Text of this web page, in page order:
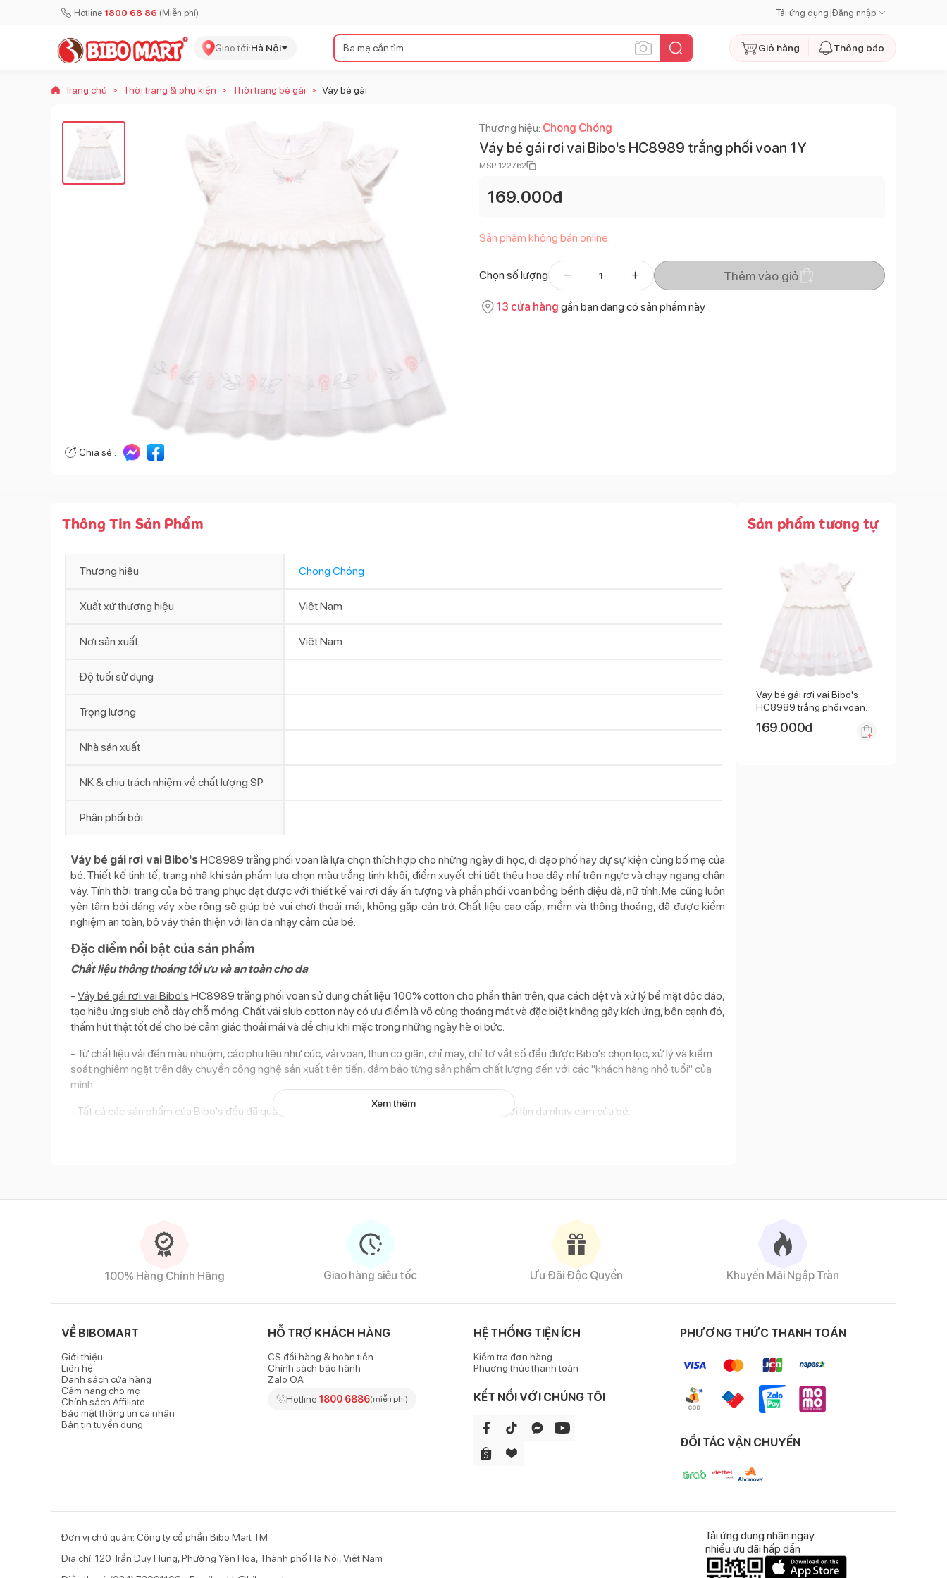
Hotline 1800 68 86 (Miễn phí) Tải ứng dụng Đăng nhập
Giao tới:Hà Nội Giỏ hàng Thông báo
Trang chủ > Thời trang & phụ kiện > Thời trang bé gái > Váy bé gái
Chia sẻ :
Thương hiệu: Chong Chóng
Váy bé gái rơi vai Bibo's HC8989 trắng phối voan 1Y
MSP:122762
169.000đ
Sản phẩm không bán online.
Chọn số lượng Thêm vào giỏ
13 cửa hàng gần bạn đang có sản phẩm này
Thông Tin Sản Phẩm
Thương hiệu Chong Chóng
Xuất xứ thương hiệu Việt Nam
Nơi sản xuất Việt Nam
Độ tuổi sử dụng
Trọng lượng
Nhà sản xuất
NK & chịu trách nhiệm về chất lượng SP
Phân phối bởi
Váy bé gái rơi vai Bibo'sHC8989 trắng phối voan là lựa chọn thích hợp cho những ngày đi học, đi dạo phố hay dự sự kiện cùng bố mẹ của
bé. Thiết kế tinh tế, trang nhã khi sản phẩm lựa chọn màu trắng tinh khôi, điểm xuyết chi tiết thêu hoa dây nhí trên ngực và chạy ngang chân
váy. Tính thời trang của bộ trang phục đạt được với thiết kế vai rơi đầy ấn tượng và phần phối voan bồng bềnh điệu đà, nữ tính. Mẹ cũng luôn
yên tâm bởi dáng váy xòe rộng sẽ giúp bé vui chơi thoải mái, không gặp cản trở. Chất liệu cao cấp, mềm và thông thoáng, đã được kiểm
nghiệm an toàn, bộ váy thân thiện với làn da nhạy cảm của bé.
Đặc điểm nổi bật của sản phẩm
Chất liệu thông thoáng tối ưu và an toàn cho da
-Váy bé gái rơi vai Bibo's HC8989 trắng phối voan sử dụng chất liệu 100% cotton cho phần thân trên, qua cách dệt và xử lý bề mặt độc đáo,
tạo hiệu ứng slub chỗ dày chỗ mỏng. Chất vải slub cotton này có ưu điểm là vô cùng thoáng mát và đặc biệt không gây kích ứng, bên cạnh đó,
thấm hút thật tốt để cho bé cảm giác thoải mái và dễ chịu khi mặc trong những ngày hè oi bức.
- Từ chất liệu vải đến màu nhuộm, các phụ liệu như cúc, vải voan, thun co giãn, chỉ may, chỉ tơ vắt sổ đều được Bibo's chọn lọc, xử lý và kiểm
soát nghiêm ngặt trên dây chuyền công nghệ sản xuất tiên tiến, đảm bảo từng sản phẩm chất lượng đến với các "khách hàng nhỏ tuổi" của
mình.
- Tất cả các sản phẩm của Bibo's đều đã qua kiểm nghiệm về độ an toàn, không gây kích ứng với làn da nhạy cảm của bé.
Xem thêm
Sản phẩm tương tự
Váy bé gái rơi vai Bibo's
HC8989 trắng phối voan
169.000đ
100% Hàng Chính Hãng Giao hàng siêu tốc Ưu Đãi Độc Quyền Khuyến Mãi Ngập Tràn
VỀ BIBOMART
Giới thiệu
Liên hệ
Danh sách cửa hàng
Cẩm nang cho mẹ
Chính sách Affiliate
Bảo mật thông tin cá nhân
Bản tin tuyển dụng
HỖ TRỢ KHÁCH HÀNG
CS đổi hàng & hoàn tiền
Chính sách bảo hành
Zalo OA
Hotline 1800 6886(miễn phí)
HỆ THỐNG TIỆN ÍCH
Kiểm tra đơn hàng
Phương thức thanh toán
KẾT NỐI VỚI CHÚNG TÔI
PHƯƠNG THỨC THANH TOÁN
ĐỐI TÁC VẬN CHUYỂN
Đơn vị chủ quản: Công ty cổ phần Bibo Mart TM
Địa chỉ: 120 Trần Duy Hưng, Phường Yên Hòa, Thành phố Hà Nội, Việt Nam
Tải ứng dụng nhận ngay
nhiều ưu đãi hấp dẫn